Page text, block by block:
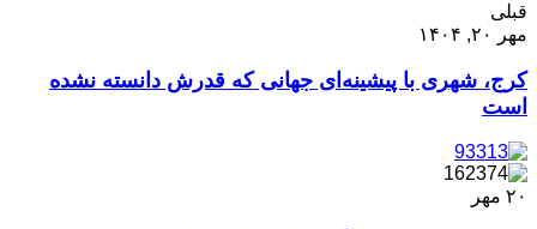
قبلی
مهر ۲۰, ۱۴۰۴
کرج، شهری با پیشینه‌ای جهانی که قدرش دانسته نشده
است
۲۰ مهر